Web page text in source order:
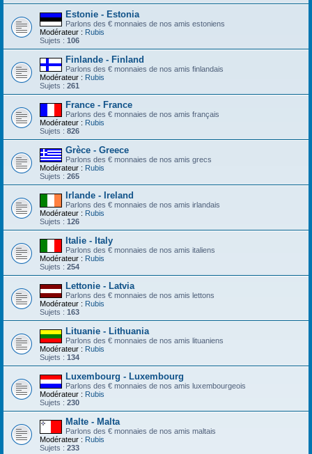
Estonie - Estonia
Parlons des € monnaies de nos amis estoniens
Modérateur : Rubis
Sujets : 106
Finlande - Finland
Parlons des € monnaies de nos amis finlandais
Modérateur : Rubis
Sujets : 261
France - France
Parlons des € monnaies de nos amis français
Modérateur : Rubis
Sujets : 826
Grèce - Greece
Parlons des € monnaies de nos amis grecs
Modérateur : Rubis
Sujets : 265
Irlande - Ireland
Parlons des € monnaies de nos amis irlandais
Modérateur : Rubis
Sujets : 126
Italie - Italy
Parlons des € monnaies de nos amis italiens
Modérateur : Rubis
Sujets : 254
Lettonie - Latvia
Parlons des € monnaies de nos amis lettons
Modérateur : Rubis
Sujets : 163
Lituanie - Lithuania
Parlons des € monnaies de nos amis lituaniens
Modérateur : Rubis
Sujets : 134
Luxembourg - Luxembourg
Parlons des € monnaies de nos amis luxembourgeois
Modérateur : Rubis
Sujets : 230
Malte - Malta
Parlons des € monnaies de nos amis maltais
Modérateur : Rubis
Sujets : 233